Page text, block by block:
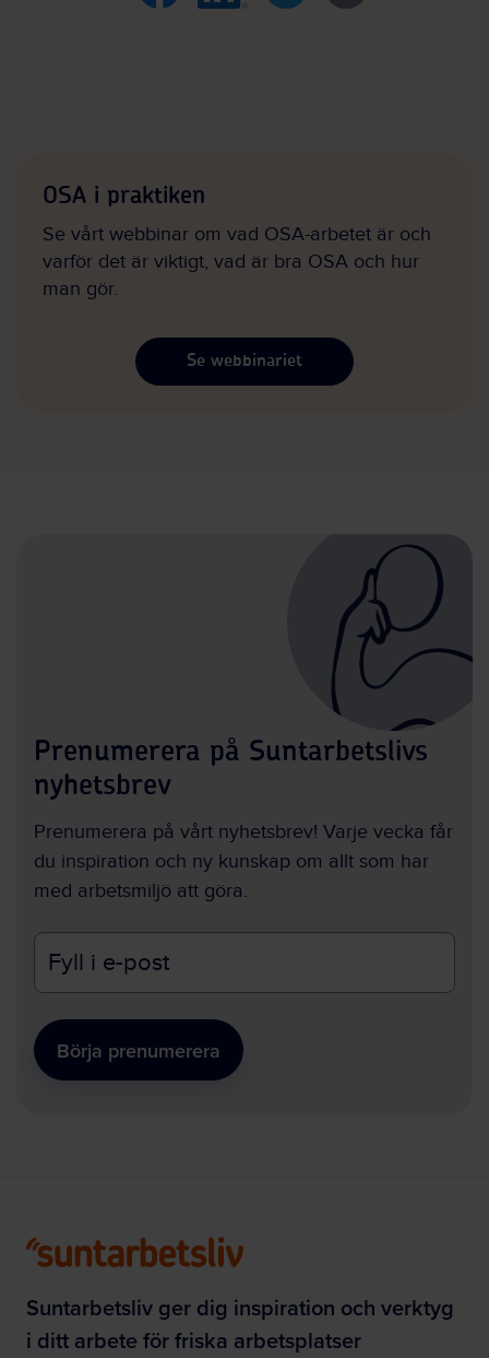
OSA i praktiken
Se vårt webbinar om vad OSA-arbetet är och
varför det är viktigt, vad är bra OSA och hur
man gör.
Se webbinariet
Prenumerera på Suntarbetslivs
nyhetsbrev
Prenumerera på vårt nyhetsbrev! Varje vecka får
du inspiration och ny kunskap om allt som har
med arbetsmiljö att göra.
postadress
Börja prenumerera
Suntarbetsliv ger dig inspiration och verktyg
i ditt arbete för friska arbetsplatser